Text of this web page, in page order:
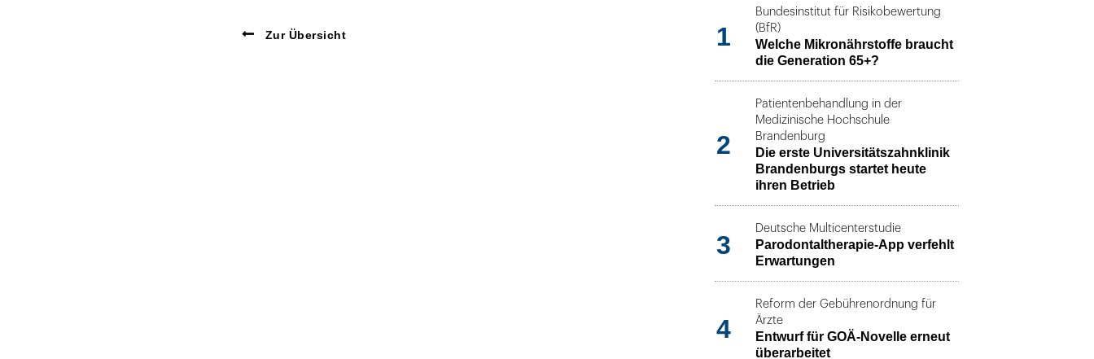
Zur Übersicht 1
Bundesinstitut für Risikobewertung
(BfR)
Welche Mikronährstoffe braucht
die Generation 65+?
2
Patientenbehandlung in der
Medizinische Hochschule
Brandenburg
Die erste Universitätszahnklinik
Brandenburgs startet heute
ihren Betrieb
3
Deutsche Multicenterstudie
Parodontaltherapie-App verfehlt
Erwartungen
4
Reform der Gebührenordnung für
Ärzte
Entwurf für GOÄ-Novelle erneut
überarbeitet